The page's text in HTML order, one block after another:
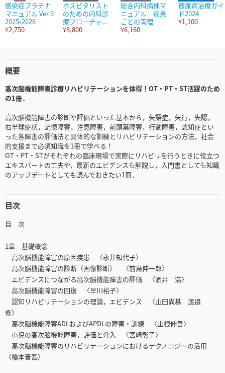
感染症プラチナ
マニュアル Ver.9
2025-2026
¥2,750
ホスピタリスト
のための内科診
療フローチャ...
¥8,800
総合内科病棟マ
ニュアル 疾患
ごとの管理
¥6,160
糖尿病治療ガイ
ド2024
¥1,100
概要
高次脳機能障害診療リハビリテーションを体得！OT・PT・ST活躍のため
の1冊．
高次脳機能障害の診断や評価といった基本から，失語症，失行，失認，
右半球症状，記憶障害，注意障害，前頭葉障害，行動障害，認知症とい
った各障害の評価法と具体的な訓練とリハビリテーションの方法，社会
的支援まで必須知識を1冊で学べる！
OT・PT・STがそれぞれの臨床現場で実際にリハビリを行うときに役立つ
エキスパートの工夫や，最新のエビデンスも解説し，入門書としても知識
のアップデートとしても読んでおきたい1冊．
目次
目 次
1章 基礎概念
高次脳機能障害の原因疾患 〈永井知代子〉
高次脳機能障害の診断（画像診断） 〈前島伸一郎〉
エビデンスにつながる高次脳機能障害の評価 〈酒井 浩〉
高次脳機能障害の回復 〈早川裕子〉
認知リハビリテーションの理論，エビデンス 〈山田尚基 渡邉
修〉
高次脳機能障害ADLおよびAPDLの障害・訓練 〈山根伸吾〉
小児の高次脳機能障害，評価と介入 〈宮崎彰子〉
高次脳機能障害のリハビリテーションにおけるテクノロジーの活用
〈橋本晋吾〉